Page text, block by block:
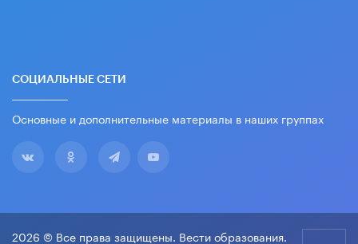
СОЦИАЛЬНЫЕ СЕТИ
Основные и дополнительные материалы в наших группах
2026 © Все права защищены. Вести образования.